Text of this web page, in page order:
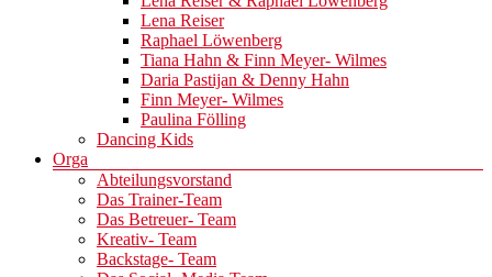
Lena Reiser
Raphael Löwenberg
Tiana Hahn & Finn Meyer- Wilmes
Daria Pastijan & Denny Hahn
Finn Meyer- Wilmes
Paulina Fölling
Dancing Kids
Orga
Abteilungsvorstand
Das Trainer-Team
Das Betreuer- Team
Kreativ- Team
Backstage- Team